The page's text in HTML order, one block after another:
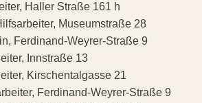
Haller Straße 161 h
Museumstraße 28
Ferdinand-Weyrer-Straße 9
Innstraße 13
Kirschentalgasse 21
Ferdinand-Weyrer-Straße 9